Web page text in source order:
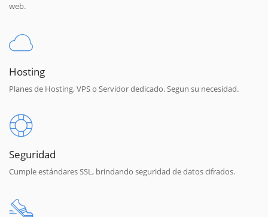
web.
Hosting
Planes de Hosting, VPS o Servidor dedicado. Segun su necesidad.
Seguridad
Cumple estándares SSL, brindando seguridad de datos cifrados.